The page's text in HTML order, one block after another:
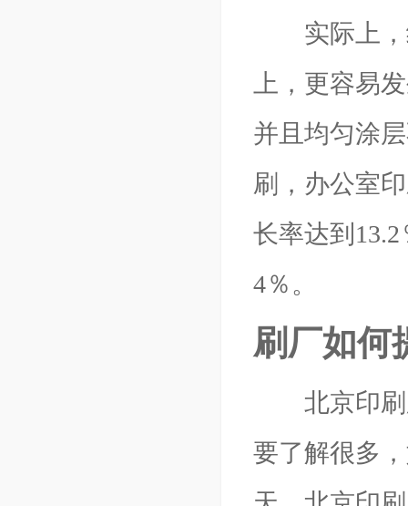
实际上，
上，更容易
并且均匀涂
刷，办公室
长率达到
4％。
刷厂如何
北京印刷
要了解很多